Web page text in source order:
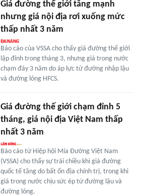
Giá đường thế giới tăng mạnh
nhưng giá nội địa rơi xuống mức
thấp nhất 3 năm
Báo cáo của VSSA cho thấy giá đường thế giới
lập đỉnh trong tháng 3, nhưng giá trong nước
chạm đáy 3 năm do áp lực từ đường nhập lậu
và đường lỏng HFCS.
Giá đường thế giới chạm đỉnh 5
tháng, giá nội địa Việt Nam thấp
nhất 3 năm
Báo cáo từ Hiệp hội Mía Đường Việt Nam
(VSSA) cho thấy sự trái chiều khi giá đường
quốc tế tăng do bất ổn địa chính trị, trong khi
giá trong nước chịu sức ép từ đường lậu và
đường lỏng.